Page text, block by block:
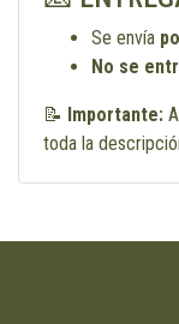
Se envía
No se
📝 Importante:
toda la